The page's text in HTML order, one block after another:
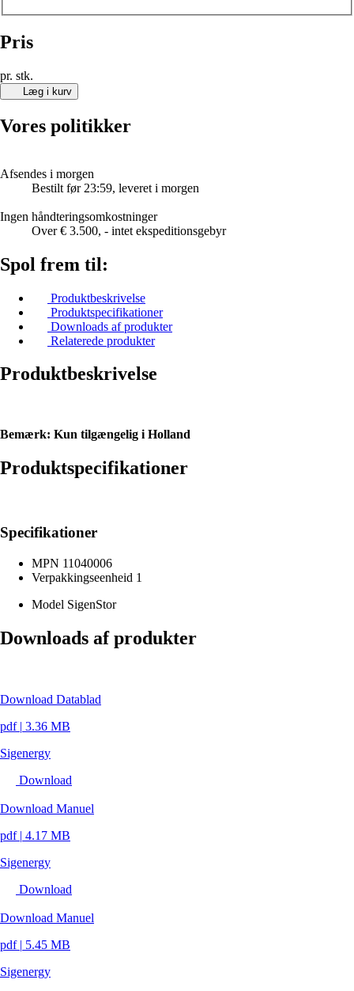
Pris
pr. stk.
Læg i kurv
Vores politikker
Afsendes i morgen
Bestilt før 23:59, leveret i morgen
Ingen håndteringsomkostninger
Over € 3.500, - intet ekspeditionsgebyr
Spol frem til:
Produktbeskrivelse
Produktspecifikationer
Downloads af produkter
Relaterede produkter
Produktbeskrivelse
Bemærk: Kun tilgængelig i Holland
Produktspecifikationer
Specifikationer
MPN 11040006
Verpakkingseenheid 1
Model SigenStor
Downloads af produkter
Download Datablad
pdf | 3.36 MB
Sigenergy
Download
Download Manuel
pdf | 4.17 MB
Sigenergy
Download
Download Manuel
pdf | 5.45 MB
Sigenergy